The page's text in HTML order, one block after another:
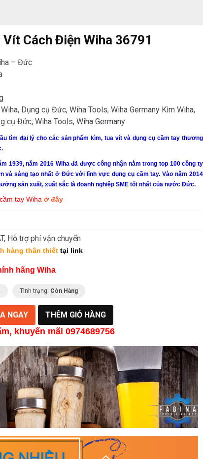
Vít Cách Điện Wiha 36791
– Đức
Dụng cụ Đức, Wiha Tools, Wiha Germany Kìm Wiha,
cụ Đức, Wiha Tools, Wiha Germany
tìm đại lý cho các sản phẩm kìm, tua vít và dụng cụ cầm tay thương
1939, năm 2016 Wihađã được công nhận nằm trong top 100 công ty
và sáng tạo nhất ở Đức với lĩnh vực dụng cụ cầm tay. Vào năm 2014
sản xuất, xuất sắc là doanh nghiệp SME tốt nhất của nước Đức.
tay Wihaở đây
Hỗ trợ phí vận chuyển
hàng thân thiết tại link
hãng Wiha
Tình trạng: Còn Hàng
, khuyến mãi0974689756